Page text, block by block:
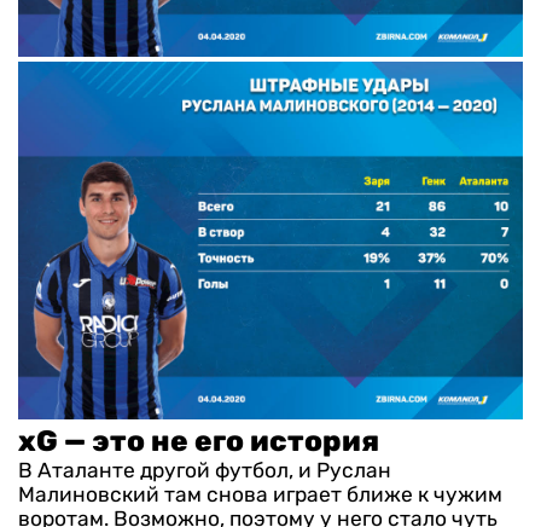
xG — это не его история
В Аталанте другой футбол, и Руслан
Малиновский там снова играет ближе к чужим
воротам. Возможно, поэтому у него стало чуть